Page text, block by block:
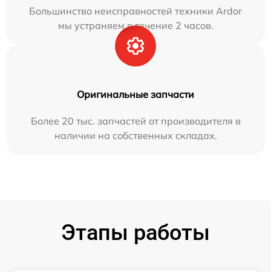
Большинство неисправностей техники Ardor
мы устраняем в течение 2 часов.
Оригинальные запчасти
Более 20 тыс. запчастей от производителя в
наличии на собственных складах.
Этапы работы